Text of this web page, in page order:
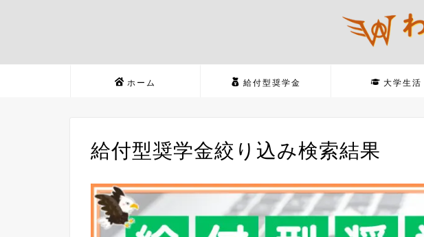
ホーム 給付型奨学金 大学生活
給付型奨学金絞り込み検索結果